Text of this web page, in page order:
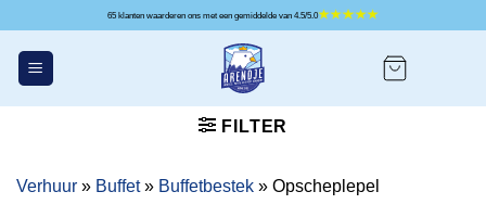
inhoud
65 klanten waarderen ons met een gemiddelde van 4.5/5.0
FILTER
Verhuur » Buffet » Buffetbestek » Opscheplepel